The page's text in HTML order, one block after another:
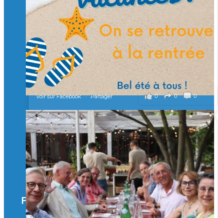
Merci à tous !
🎯 Taxe d’apprentissage 2026 : avec l'Isep, investissez pour
un numérique au service de l'humain !
À l’Isep, nous formons des ingénieurs, des bachelors, des
Mastères Spécialisés, qui allient excellence technologique et
valeurs humaines, au cœur de notre pro
...Voir plus
il y a 2 mois
0 0 0
Voir sur Facebook · Partager
🚀Afterwork à Genève 🚀
🥳 Le 22 avril dernier, 14 Alumni vivant / travaillant
en Suisse ont partagé un moment convivial de
retrouvailles et d'échanges !
Merci à tous pour votre présence et à Alexandre
CHEA pour l'organisation !
il y a 3 mois
Facebook